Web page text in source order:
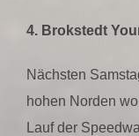
4. Brokstedt
Nächsten
hohen Norden
Lauf der